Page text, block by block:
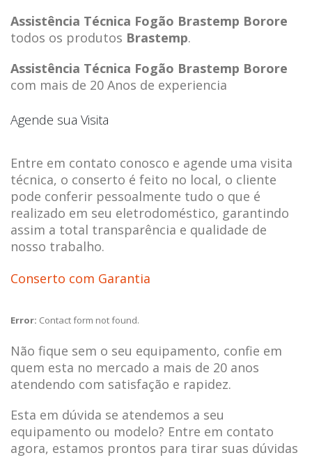
Assistência Técnica Fogão Brastemp Borore
todos os produtos Brastemp.
Assistência Técnica Fogão Brastemp Borore
com mais de 20 Anos de experiencia
Agende sua Visita
Entre em contato conosco e agende uma visita
técnica, o conserto é feito no local, o cliente
pode conferir pessoalmente tudo o que é
realizado em seu eletrodoméstico, garantindo
assim a total transparência e qualidade de
nosso trabalho.
Conserto com Garantia
Error: Contact form not found.
Não fique sem o seu equipamento, confie em
quem esta no mercado a mais de 20 anos
atendendo com satisfação e rapidez.
Esta em dúvida se atendemos a seu
equipamento ou modelo? Entre em contato
agora, estamos prontos para tirar suas dúvidas